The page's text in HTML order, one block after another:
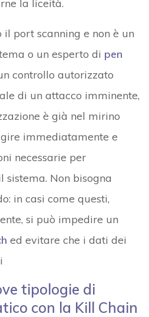
la liceità.
port scanning e non è un
o un esperto di pen
controllo autorizzato
di un attacco imminente,
è già nel mirino
immediatamente e
necessarie per
Non bisogna
in casi come questi,
si può impedire un
ed evitare che i dati dei
tipologie di
con la Kill Chain